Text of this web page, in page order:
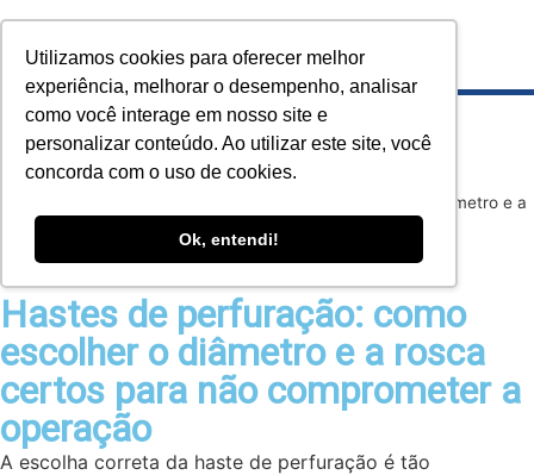
Utilizamos cookies para oferecer melhor
experiência, melhorar o desempenho, analisar
como você interage em nosso site e
personalizar conteúdo. Ao utilizar este site, você
concorda com o uso de cookies.
Ok, entendi!
Hastes de perfuração: como escolher o diâmetro e a
rosca certos para não comprometer a operação
Hastes de perfuração: como
escolher o diâmetro e a rosca
certos para não comprometer a
operação
A escolha correta da haste de perfuração é tão